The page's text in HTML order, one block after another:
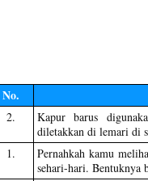
No.
2.
Kapur barus
diletakkan di lemari di
1.
Pernahkah kamu
sehari-hari. Bentuknya